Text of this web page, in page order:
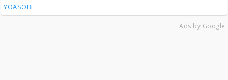
YOASOBI
Ads by Google